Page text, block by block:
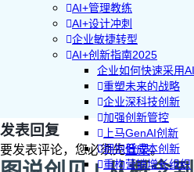
AI+管理教练
AI+设计冲刺
企业敏捷转型
AI+创新指南2025
企业如何快速采用AI
重塑未来的战略
企业深科技创新
加强创新管控
上马GenAI创新
拥抱低成本创新
重构营销增长组织
发表回复
要发表评论，您必须先登录。